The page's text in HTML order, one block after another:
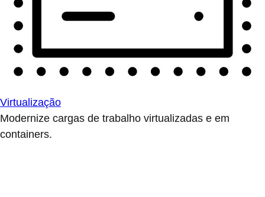
Virtualização
Modernize cargas de trabalho virtualizadas e em
containers.